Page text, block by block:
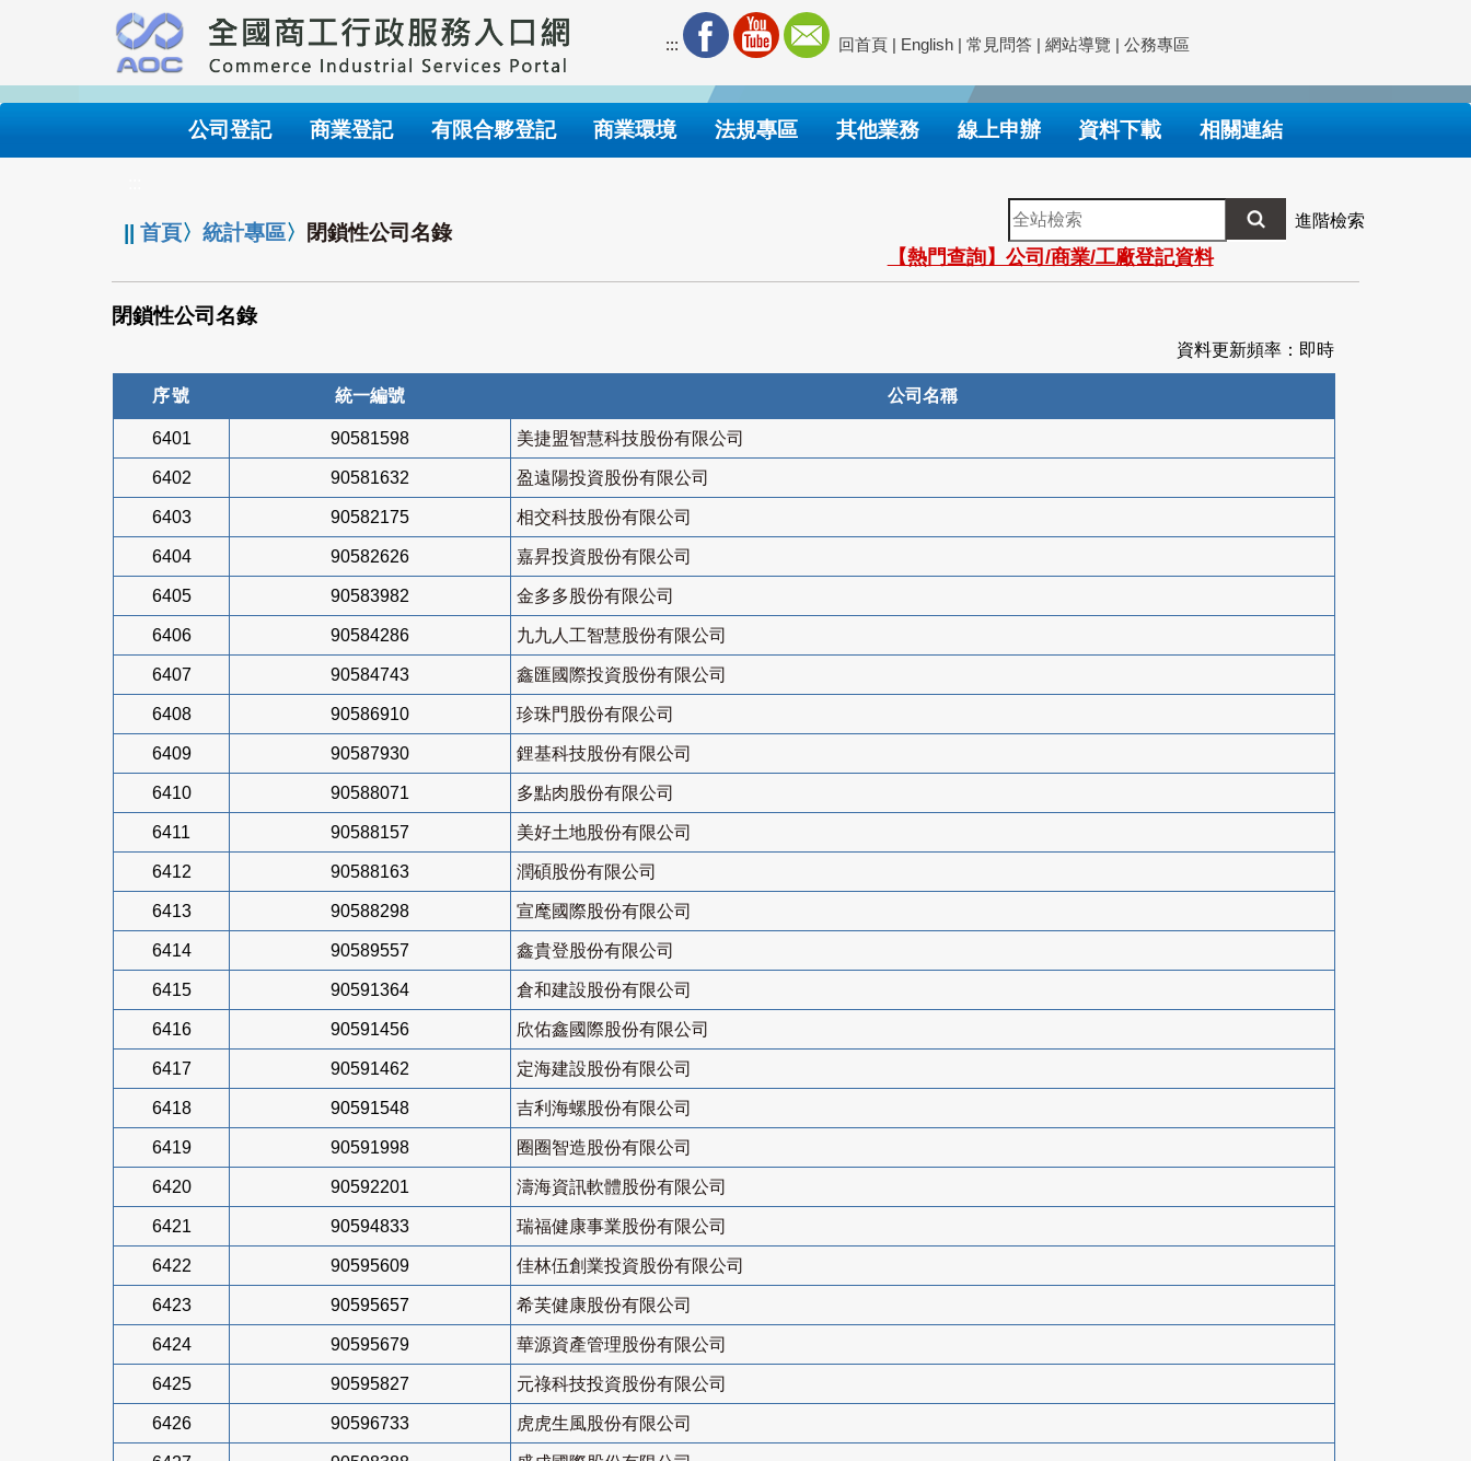
要
內
::: 回首頁 | English | 常見問答 | 網站導覽 | 公務專區
公司登記 商業登記 有限合夥登記 商業環境 法規專區 其他業務 線上申辦 資料下載 相關連結
||首頁〉統計專區〉 閉鎖性公司名錄
全
站
檢
索
進階檢索
【熱門查詢】公司/商業/工廠登記資料
閉鎖性公司名錄
資料更新頻率：即時
序號 統一編號 公司名稱
6401 90581598 美捷盟智慧科技股份有限公司
6402 90581632 盈遠陽投資股份有限公司
6403 90582175 相交科技股份有限公司
6404 90582626 嘉昇投資股份有限公司
6405 90583982 金多多股份有限公司
6406 90584286 九九人工智慧股份有限公司
6407 90584743 鑫匯國際投資股份有限公司
6408 90586910 珍珠門股份有限公司
6409 90587930 鋰基科技股份有限公司
6410 90588071 多點肉股份有限公司
6411 90588157 美好土地股份有限公司
6412 90588163 潤碩股份有限公司
6413 90588298 宣麾國際股份有限公司
6414 90589557 鑫貴登股份有限公司
6415 90591364 倉和建設股份有限公司
6416 90591456 欣佑鑫國際股份有限公司
6417 90591462 定海建設股份有限公司
6418 90591548 吉利海螺股份有限公司
6419 90591998 圈圈智造股份有限公司
6420 90592201 濤海資訊軟體股份有限公司
6421 90594833 瑞福健康事業股份有限公司
6422 90595609 佳林伍創業投資股份有限公司
6423 90595657 希芙健康股份有限公司
6424 90595679 華源資產管理股份有限公司
6425 90595827 元祿科技投資股份有限公司
6426 90596733 虎虎生風股份有限公司